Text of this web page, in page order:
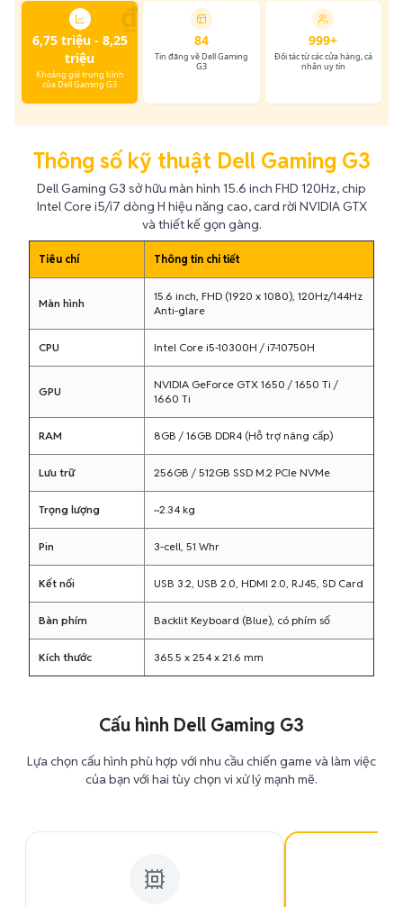
₫
6,75 triệu - 8,25
triệu
Khoảng giá trung bình
của Dell Gaming G3
84
Tin đăng về Dell Gaming
G3
999+
Đối tác từ các cửa hàng, cá
nhân uy tín
Thông số kỹ thuật Dell Gaming G3
Dell Gaming G3 sở hữu màn hình 15.6 inch FHD 120Hz, chip
Intel Core i5/i7 dòng H hiệu năng cao, card rời NVIDIA GTX
và thiết kế gọn gàng.
Tiêu chí Thông tin chi tiết
Màn hình
15.6 inch, FHD (1920 x 1080), 120Hz/144Hz
Anti-glare
CPU Intel Core i5-10300H / i7-10750H
GPU
NVIDIA GeForce GTX 1650 / 1650 Ti /
1660 Ti
RAM 8GB / 16GB DDR4 (Hỗ trợ nâng cấp)
Lưu trữ 256GB / 512GB SSD M.2 PCIe NVMe
Trọng lượng ~2.34 kg
Pin 3-cell, 51 Whr
Kết nối USB 3.2, USB 2.0, HDMI 2.0, RJ45, SD Card
Bàn phím Backlit Keyboard (Blue), có phím số
Kích thước 365.5 x 254 x 21.6 mm
Cấu hình Dell Gaming G3
Lựa chọn cấu hình phù hợp với nhu cầu chiến game và làm việc
của bạn với hai tùy chọn vi xử lý mạnh mẽ.